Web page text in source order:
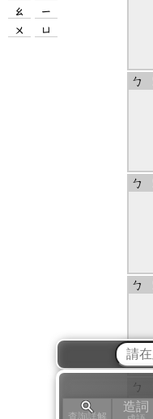
ㄠ
ㄧ
ㄨ
ㄩ
ㄅ
ㄅ
ㄅ
ㄅ
造詞